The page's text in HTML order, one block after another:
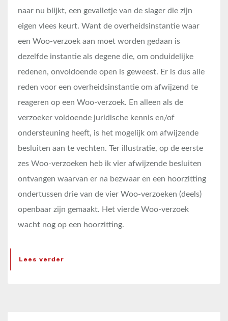
naar nu blijkt, een gevalletje van de slager die zijn
eigen vlees keurt. Want de overheidsinstantie waar
een Woo-verzoek aan moet worden gedaan is
dezelfde instantie als degene die, om onduidelijke
redenen, onvoldoende open is geweest. Er is dus alle
reden voor een overheidsinstantie om afwijzend te
reageren op een Woo-verzoek. En alleen als de
verzoeker voldoende juridische kennis en/of
ondersteuning heeft, is het mogelijk om afwijzende
besluiten aan te vechten. Ter illustratie, op de eerste
zes Woo-verzoeken heb ik vier afwijzende besluiten
ontvangen waarvan er na bezwaar en een hoorzitting
ondertussen drie van de vier Woo-verzoeken (deels)
openbaar zijn gemaakt. Het vierde Woo-verzoek
wacht nog op een hoorzitting.
Lees verder